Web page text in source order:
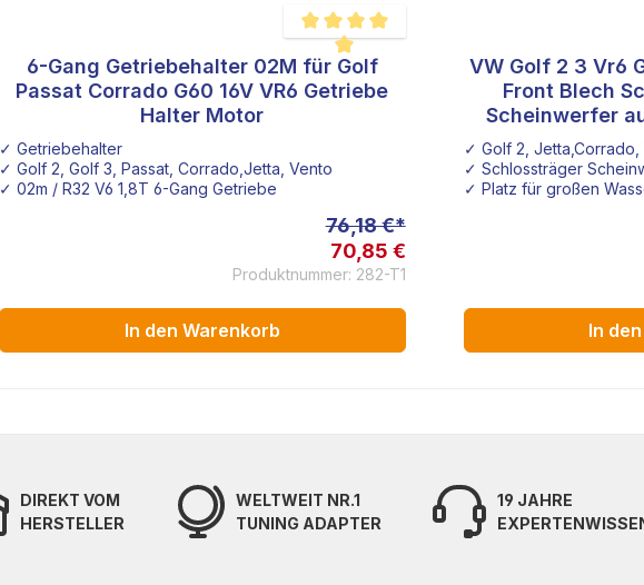
Durchschnittliche Bewertung von 5 von 5
6-Gang Getriebehalter 02M für Golf
Passat Corrado G60 16V VR6 Getriebe
Halter Motor
✓ Getriebehalter
✓ Golf 2, Golf 3, Passat, Corrado,Jetta, Vento
✓ 02m / R32 V6 1,8T 6-Gang Getriebe
76,18 €*
70,85 €
Produktnummer: 282-T1
In den Warenkorb
VW Golf 2 3 Vr6
Front Blech
Scheinwerfer
Kühler
✓ Golf 2, Jetta,Corrado,
✓ Schlossträger
✓ Platz für großen
In
DIREKT VOM
HERSTELLER
WELTWEIT NR.1
TUNING ADAPTER
19 JAHRE